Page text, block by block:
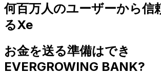
何百万人のユーザーから信
るXe
お金を送る準備はでき
EVERGROWING BANK?